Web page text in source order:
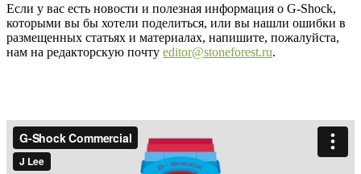
Если у вас есть новости и полезная информация о G-Shock,
которыми вы бы хотели поделиться, или вы нашли ошибки в
размещенных статьях и материалах, напишите, пожалуйста,
нам на редакторскую почту editor@stoneforest.ru.